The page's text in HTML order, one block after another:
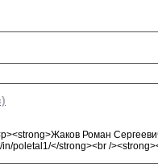
Роман
poletal1/</strong><br /